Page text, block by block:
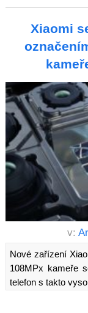
Xiaomi
v:
Nové zařízení
108MPx kameře
telefon s takto